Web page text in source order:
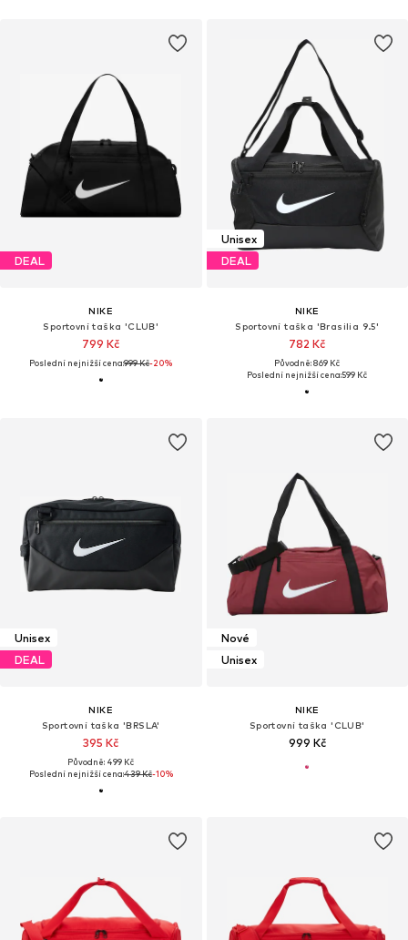
DEAL
NIKE
Sportovní taška 'CLUB'
799 Kč
Poslední nejnižší cena:999 Kč-20%
Unisex
DEAL
NIKE
Sportovní taška 'Brasilia 9.5'
782 Kč
Původně: 869 Kč
Poslední nejnižší cena:599 Kč
Unisex
DEAL
NIKE
Sportovní taška 'BRSLA'
395 Kč
Původně: 499 Kč
Poslední nejnižší cena:439 Kč-10%
Nové
Unisex
NIKE
Sportovní taška 'CLUB'
999 Kč